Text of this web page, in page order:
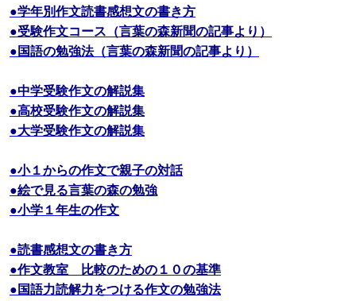
●学年別作文読書感想文の書き方
●受験作文コース（言葉の森新聞の記事より）
●国語の勉強法（言葉の森新聞の記事より）
●中学受験作文の解説集
●高校受験作文の解説集
●大学受験作文の解説集
●小１からの作文で親子の対話
●絵で見る言葉の森の勉強
●小学１年生の作文
●読書感想文の書き方
●作文教室 比較のための１０の基準
●国語力読解力をつける作文の勉強法